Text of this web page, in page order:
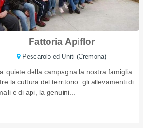
Fattoria Apiflor
Pescarolo ed Uniti (Cremona)
quiete della campagna la nostra famiglia
la cultura del territorio, gli allevamenti di
e di api, la genuini...